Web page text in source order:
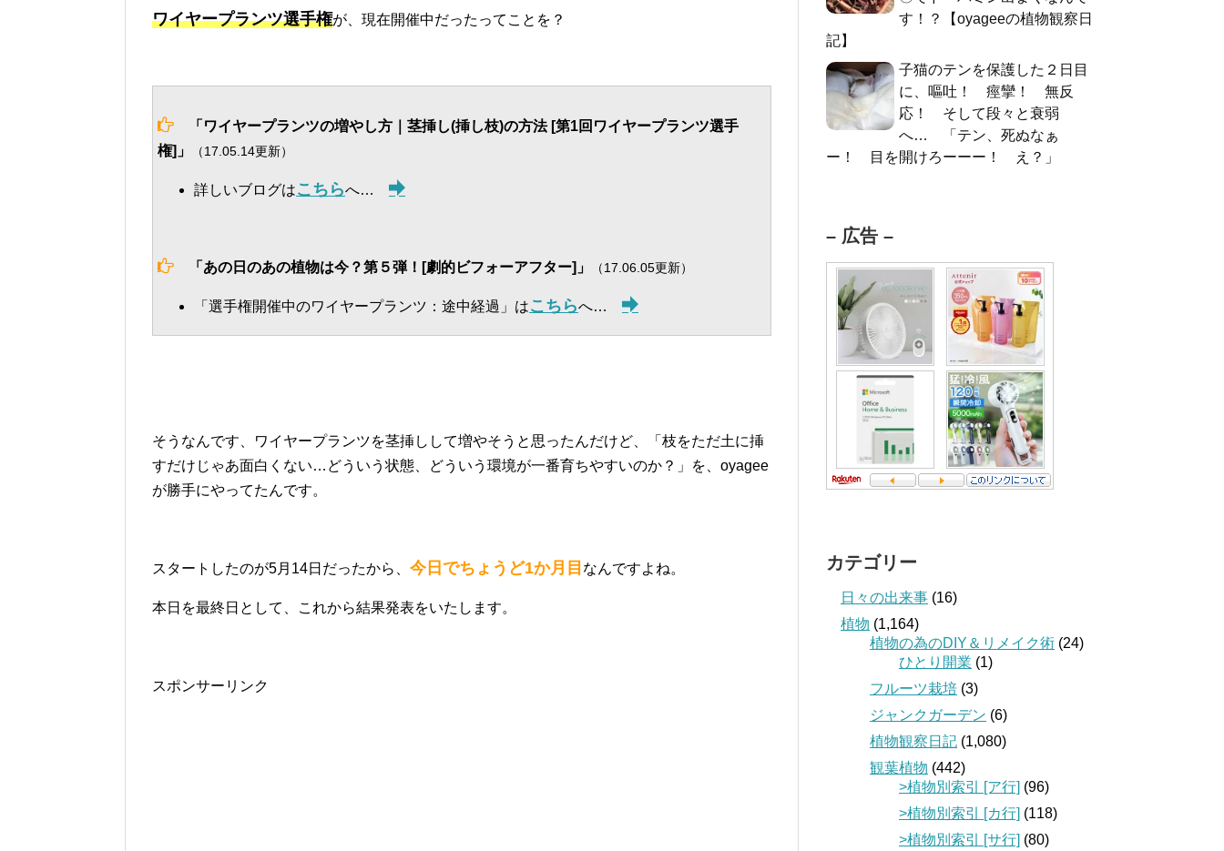
ワイヤープランツ選手権が、現在開催中だったってことを？
「ワイヤープランツの増やし方｜茎挿し(挿し枝)の方法 [第1回ワイヤープランツ選手
権]」
（17.05.14更新）
詳しいブログはこちらへ…
「あの日のあの植物は今？第５弾！[劇的ビフォーアフター]」 （17.06.05更新）
「選手権開催中のワイヤープランツ：途中経過」 はこちらへ…
そうなんです、ワイヤープランツを茎挿しして増やそうと思ったんだけど、「枝をただ土に挿
すだけじゃあ面白くない…どういう状態、どういう環境が一番育ちやすいのか？」を、oyagee
が勝手にやってたんです。
スタートしたのが5月14日だったから、 今日でちょうど1か月目 なんですよね。
本日を最終日として、これから結果発表をいたします。
スポンサーリンク
す！？【oyageeの植物観察日
記】
子猫のテンを保護した２日目
に、嘔吐！ 痙攣！ 無反
応！ そして段々と衰弱
へ… 「テン、死ぬなぁ
ー！ 目を開けろーーー！ え？」
– 広告 –
カテゴリー
日々の出来事 (16)
植物 (1,164)
植物の為のDIY＆リメイク術 (24)
ひとり開業 (1)
フルーツ栽培 (3)
ジャンクガーデン (6)
植物観察日記 (1,080)
観葉植物 (442)
>植物別索引 [ア行] (96)
>植物別索引 [カ行] (118)
>植物別索引 [サ行] (80)